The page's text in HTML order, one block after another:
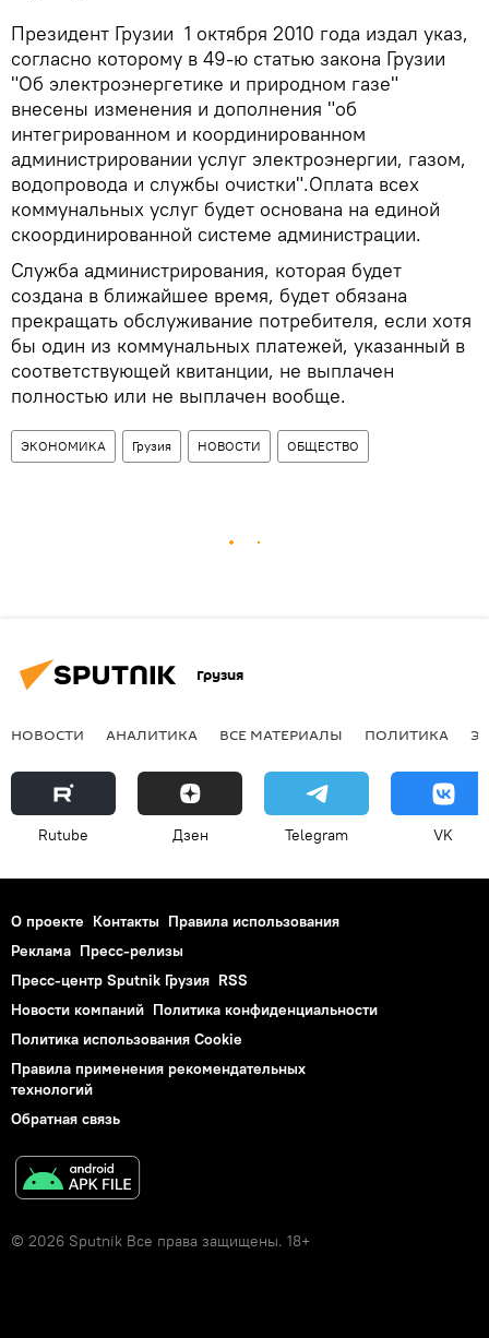
Президент Грузии 1 октября 2010 года издал указ,
согласно которому в 49-ю статью закона Грузии
"Об электроэнергетике и природном газе"
внесены изменения и дополнения "об
интегрированном и координированном
администрировании услуг электроэнергии, газом,
водопровода и службы очистки".Оплата всех
коммунальных услуг будет основана на единой
скоординированной системе администрации.
Служба администрирования, которая будет
создана в ближайшее время, будет обязана
прекращать обслуживание потребителя, если хотя
бы один из коммунальных платежей, указанный в
соответствующей квитанции, не выплачен
полностью или не выплачен вообще.
ЭКОНОМИКА Грузия НОВОСТИ ОБЩЕСТВО
Грузия
НОВОСТИ АНАЛИТИКА ВСЕ МАТЕРИАЛЫ ПОЛИТИКА
Rutube Дзен Telegram VK
О проекте Контакты Правила использования
Реклама Пресс-релизы
Пресс-центр Sputnik Грузия RSS
Новости компаний Политика конфиденциальности
Политика использования Cookie
Правила применения рекомендательных
технологий
Обратная связь
© 2026 Sputnik Все права защищены. 18+